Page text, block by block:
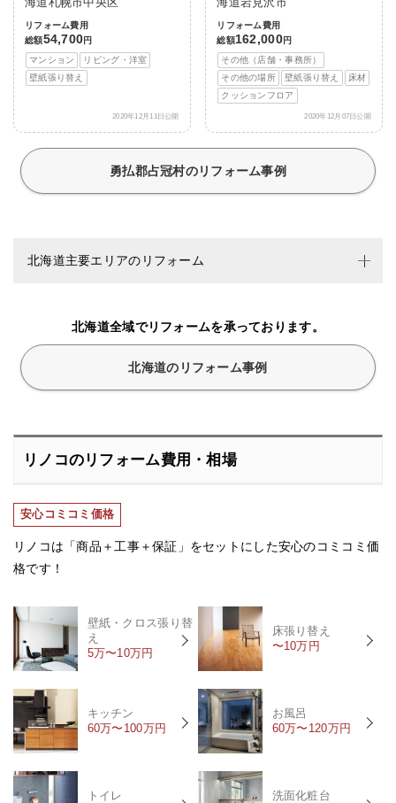
海道札幌市中央区
リフォーム費用
総額54,700円
マンション
リビング・洋室
壁紙張り替え
2020年12月11日公開
海道岩見沢市
リフォーム費用
総額162,000円
その他（店舗・事務所）
その他の場所
壁紙張り替え
床材
クッションフロア
2020年12月07日公開
勇払郡占冠村のリフォーム事例
北海道主要エリアのリフォーム
北海道全域でリフォームを承っております。
北海道のリフォーム事例
リノコのリフォーム費用・相場
安心コミコミ価格
リノコは「商品＋工事＋保証」をセットにした安心のコミコミ価
格です！
壁紙・クロス張り替
え
5万〜10万円
床張り替え
〜10万円
キッチン
60万〜100万円
お風呂
60万〜120万円
トイレ
洗面化粧台